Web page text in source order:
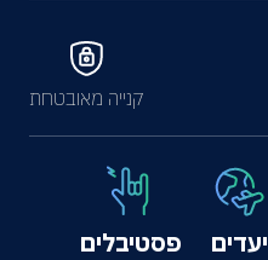
יעדים פסטיבלים
קנייה מאובטחת